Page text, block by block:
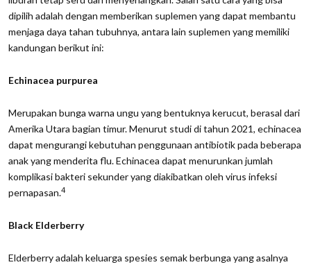
dipilih adalah dengan memberikan suplemen yang dapat membantu
menjaga daya tahan tubuhnya, antara lain suplemen yang memiliki
kandungan berikut ini:
Echinacea purpurea
Merupakan bunga warna ungu yang bentuknya kerucut, berasal dari
Amerika Utara bagian timur. Menurut studi di tahun 2021, echinacea
dapat mengurangi kebutuhan penggunaan antibiotik pada beberapa
anak yang menderita flu. Echinacea dapat menurunkan jumlah
komplikasi bakteri sekunder yang diakibatkan oleh virus infeksi
pernapasan.4
Black Elderberry
Elderberry adalah keluarga spesies semak berbunga yang asalnya